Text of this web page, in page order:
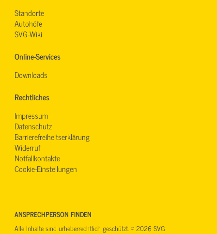
Standorte
Autohöfe
SVG-Wiki
Online-Services
Downloads
Rechtliches
Impressum
Datenschutz
Barrierefreiheitserklärung
Widerruf
Notfallkontakte
Cookie-Einstellungen
ANSPRECHPERSON FINDEN
Alle Inhalte sind urheberrechtlich geschützt. © 2026 SVG